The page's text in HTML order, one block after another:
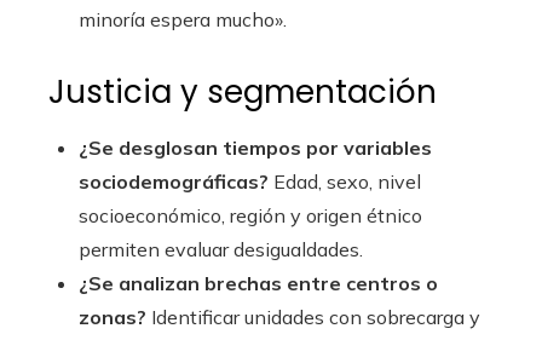
minoría espera mucho».
Justicia y segmentación
¿Se desglosan tiempos por variables
sociodemográficas? Edad, sexo, nivel
socioeconómico, región y origen étnico
permiten evaluar desigualdades.
¿Se analizan brechas entre centros o
zonas? Identificar unidades con sobrecarga y